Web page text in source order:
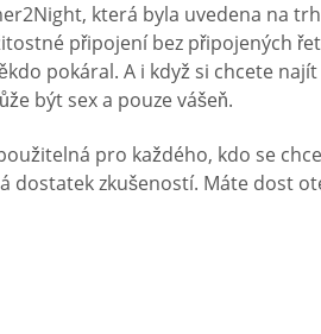
která byla uvedena na
připojení bez připojených
pokáral. A i když si chcete
být sex a pouze vášeň.
pro každého, kdo se
dostatek zkušeností. Máte dost